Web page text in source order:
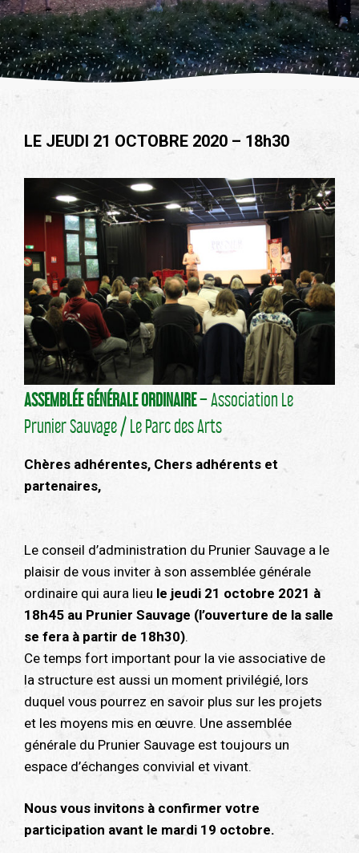
LE JEUDI 21 OCTOBRE 2020 – 18h30
ASSEMBLÉE GÉNÉRALE ORDINAIRE– Association Le
Prunier Sauvage / Le Parc des Arts
Chères adhérentes, Chers adhérents et
partenaires,
Le conseil d’administration du Prunier Sauvage a le
plaisir de vous inviter à son assemblée générale
ordinaire qui aura lieu le jeudi 21 octobre 2021 à
18h45 au Prunier Sauvage (l’ouverture de la salle
se fera à partir de 18h30).
Ce temps fort important pour la vie associative de
la structure est aussi un moment privilégié, lors
duquel vous pourrez en savoir plus sur les projets
et les moyens mis en œuvre. Une assemblée
générale du Prunier Sauvage est toujours un
espace d’échanges convivial et vivant.
Nous vous invitons à confirmer votre
participation avant le mardi 19 octobre.